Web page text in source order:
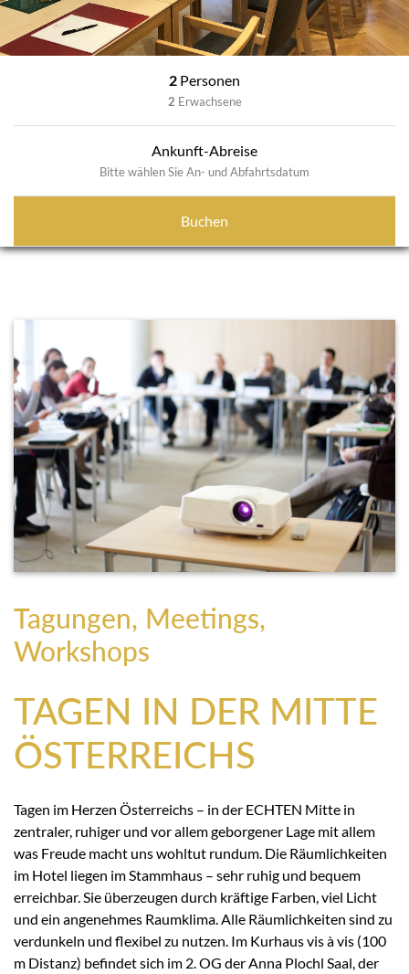
2 Personen
2 Erwachsene
Ankunft-Abreise
Bitte wählen Sie An- und Abfahrtsdatum
Buchen
Tagungen, Meetings,
Workshops
TAGEN IN DER MITTE
ÖSTERREICHS
Tagen im Herzen Österreichs – in der ECHTEN Mitte in
zentraler, ruhiger und vor allem geborgener Lage mit allem
was Freude macht uns wohltut rundum. Die Räumlichkeiten
im Hotel liegen im Stammhaus – sehr ruhig und bequem
erreichbar. Sie überzeugen durch kräftige Farben, viel Licht
und ein angenehmes Raumklima. Alle Räumlichkeiten sind zu
verdunkeln und flexibel zu nutzen. Im Kurhaus vis à vis (100
m Distanz) befindet sich im 2. OG der Anna Plochl Saal, der